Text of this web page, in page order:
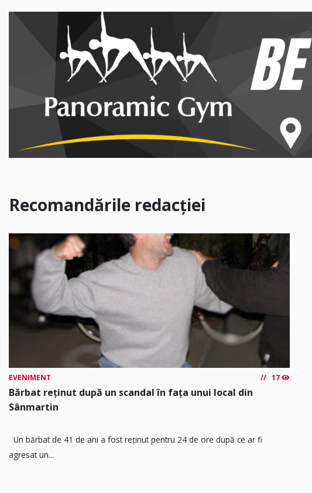
Recomandările redacției
EVENIMENT 17
Bărbat reținut după un scandal în fața unui local din
Sânmartin
Un bărbat de 41 de ani a fost reținut pentru 24 de ore după ce ar fi
agresat un...